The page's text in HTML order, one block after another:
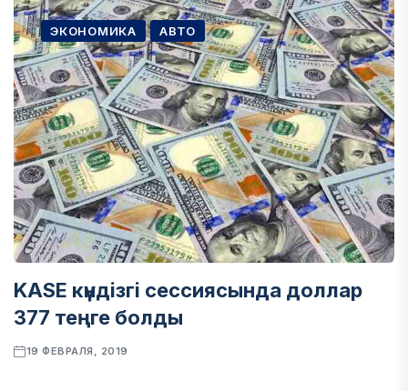
ЭКОНОМИКА АВТО
KASE күндізгі сессиясында доллар
377 теңге болды
19 ФЕВРАЛЯ, 2019